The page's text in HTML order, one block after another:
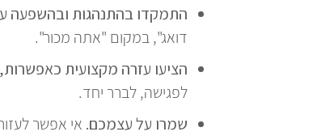
התמקדו בהתנהגות ובהשפעה
דואג", במקום "אתה מכור".
הציעו עזרה מקצועית כאפשרות,
לפגישה, לברר יחד.
שמרו על עצמכם. אי אפשר